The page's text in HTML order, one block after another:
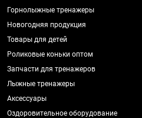
Горнолыжные тренажеры
Новогодняя продукция
Товары для детей
Роликовые коньки оптом
Запчасти для тренажеров
Лыжные тренажеры
Аксессуары
Оздоровительное оборудование